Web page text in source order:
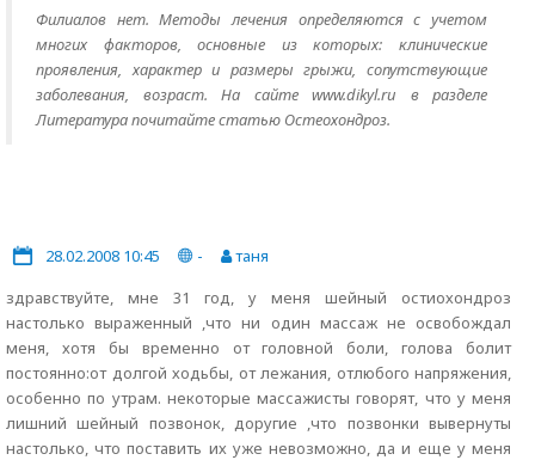
Филиалов нет. Методы лечения определяются с учетом
многих факторов, основные из которых: клинические
проявления, характер и размеры грыжи, сопутствующие
заболевания, возраст. На сайте www.dikyl.ru в разделе
Литература почитайте статью Остеохондроз.
28.02.2008 10:45 -
таня
здравствуйте, мне 31 год, у меня шейный остиохондроз
настолько выраженный ,что ни один массаж не освобождал
меня, хотя бы временно от головной боли, голова болит
постоянно:от долгой ходьбы, от лежания, отлюбого напряжения,
особенно по утрам. некоторые массажисты говорят, что у меня
лишний шейный позвонок, доругие ,что позвонки вывернуты
настолько, что поставить их уже невозможно, да и еще у меня